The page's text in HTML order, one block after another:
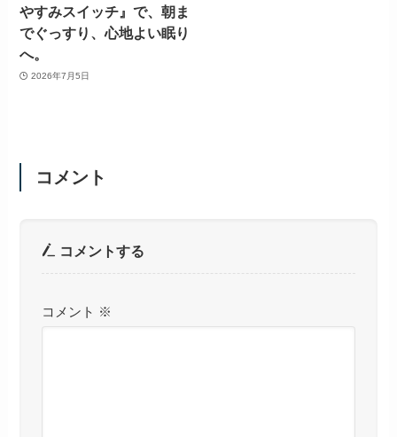
やすみスイッチ』で、朝ま
でぐっすり、心地よい眠り
へ。
2026年7月5日
コメント
コメントする
コメント ※